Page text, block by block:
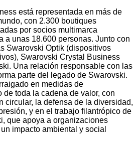
está representada en más de
con 2.300 boutiques
por socios multimarca
a unas 18.600 personas. Junto con
Swarovski Optik (dispositivos
Swarovski Crystal Business
Una relación responsable con las
parte del legado de Swarovski.
en medidas de
toda la cadena de valor, con
circular, la defensa de la diversidad,
y en el trabajo filantrópico de
que apoya a organizaciones
impacto ambiental y social